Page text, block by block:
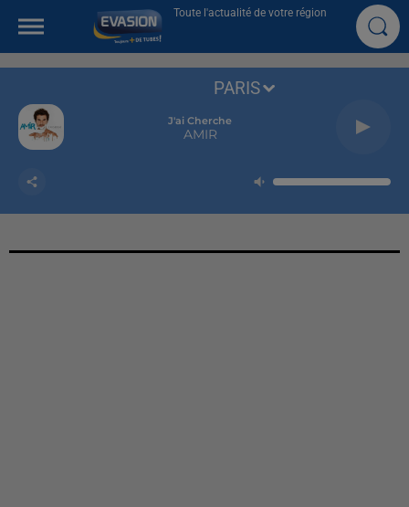
Toute l'actualité de votre région
J'ai Cherche
AMIR
PARIS